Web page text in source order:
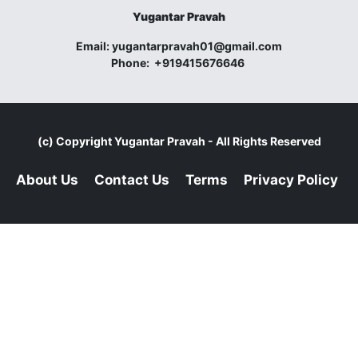
Yugantar Pravah
Email:yugantarpravah01@gmail.com
Phone: +919415676646
(c) CopyrightYugantar Pravah - All Rights Reserved
About Us Contact Us Terms Privacy Policy